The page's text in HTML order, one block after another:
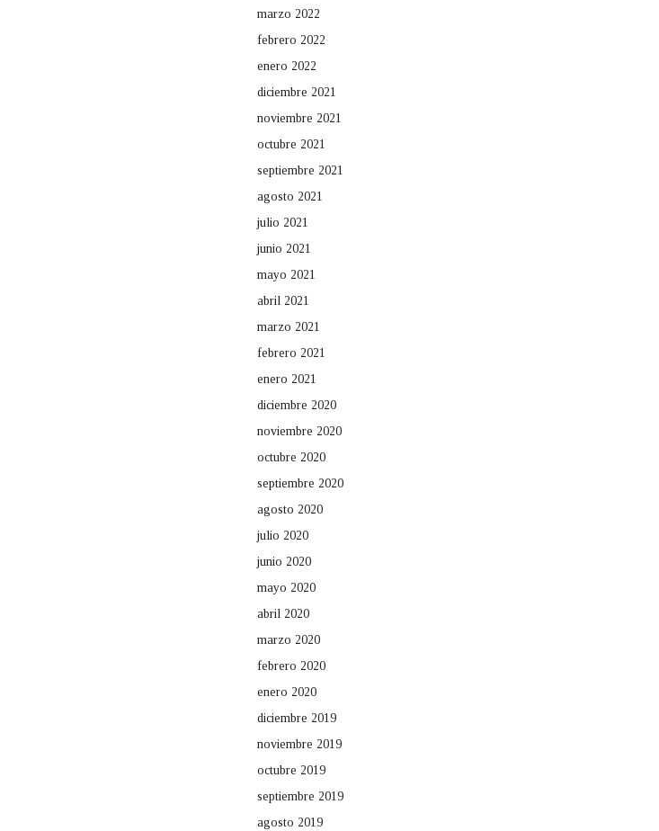
marzo 2022
febrero 2022
enero 2022
diciembre 2021
noviembre 2021
octubre 2021
septiembre 2021
agosto 2021
julio 2021
junio 2021
mayo 2021
abril 2021
marzo 2021
febrero 2021
enero 2021
diciembre 2020
noviembre 2020
octubre 2020
septiembre 2020
agosto 2020
julio 2020
junio 2020
mayo 2020
abril 2020
marzo 2020
febrero 2020
enero 2020
diciembre 2019
noviembre 2019
octubre 2019
septiembre 2019
agosto 2019